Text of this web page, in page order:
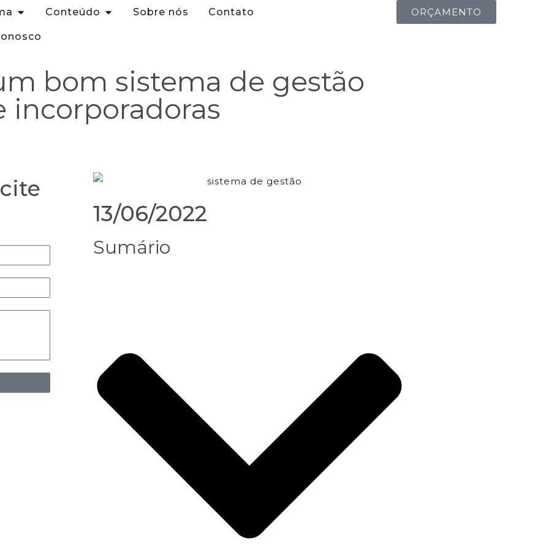
Conteúdo Sobre nós Contato ORÇAMENTO
bom sistema de gestão
incorporadoras
13/06/2022
Sumário